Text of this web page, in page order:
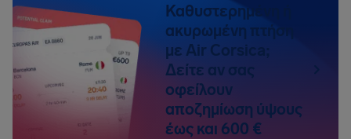
Καθυστερημένη ή
ακυρωμένη πτήση
με Air Corsica;
Δείτε αν σας
οφείλουν
αποζημίωση ύψους
έως και 600 €